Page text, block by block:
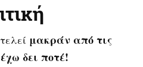
μακράν από τις
δει ποτέ!